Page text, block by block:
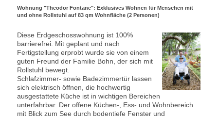
Wohnung "Theodor Fontane": Exklusives Wohnen für Menschen mit
und ohne Rollstuhl auf 83 qm Wohnfläche (2 Personen)
Diese Erdgeschosswohnung ist 100%
barrierefrei. Mit geplant und nach
Fertigstellung erprobt wurde sie von einem
guten Freund der Familie Bohn, der sich mit
Rollstuhl bewegt.
Schlafzimmer- sowie Badezimmertür lassen
sich elektrisch öffnen, die hochwertig
ausgestattete Küche ist in wichtigen Bereichen
unterfahrbar. Der offene Küchen-, Ess- und Wohnbereich
mit Blick zum See durch bodentiefe Fenster und